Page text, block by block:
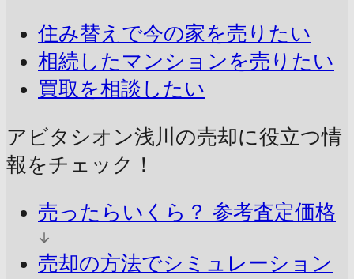
住み替えで今の家を売りたい
相続したマンションを売りたい
買取を相談したい
アビタシオン浅川の売却に役立つ情
報をチェック！
売ったらいくら？ 参考査定価格
売却の方法でシミュレーション